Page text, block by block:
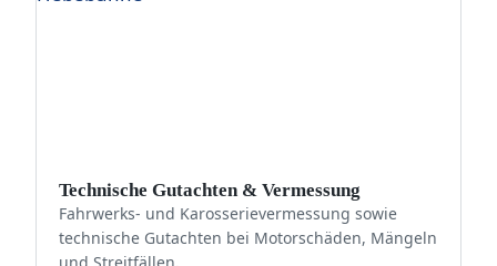
Technische Gutachten & Vermessung
Fahrwerks- und Karosserievermessung sowie
technische Gutachten bei Motorschäden, Mängeln
und Streitfällen.